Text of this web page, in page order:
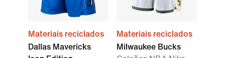
Materiais reciclados
Dallas Mavericks
Materiais reciclados
Milwaukee Bucks